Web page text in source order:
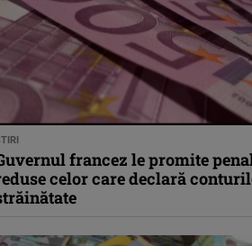
francez le promite
celor care declară